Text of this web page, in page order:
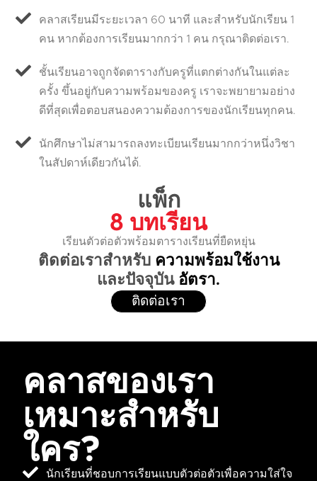
คลาสเรียนมีระยะเวลา 60 นาที และสำหรับนักเรียน 1
คน หากต้องการเรียนมากกว่า 1 คน กรุณาติดต่อเรา.
ชั้นเรียนอาจถูกจัดตารางกับครูที่แตกต่างกันในแต่ละ
ครั้ง ขึ้นอยู่กับความพร้อมของครู เราจะพยายามอย่าง
ดีที่สุดเพื่อตอบสนองความต้องการของนักเรียนทุกคน.
นักศึกษาไม่สามารถลงทะเบียนเรียนมากกว่าหนึ่งวิชา
ในสัปดาห์เดียวกันได้.
แพ็ก
8 บทเรียน
เรียนตัวต่อตัวพร้อมตารางเรียนที่ยืดหยุ่น
ติดต่อเราสำหรับ ความพร้อมใช้งาน
และปัจจุบัน อัตรา.
ติดต่อเรา
คลาสของเรา
เหมาะสำหรับ
ใคร?
นักเรียนที่ชอบการเรียนแบบตัวต่อตัวเพื่อความใส่ใจ